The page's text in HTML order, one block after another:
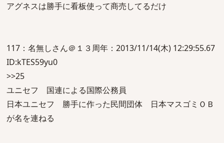
アグネスは勝手に看板使って商売してるだけ
117：名無しさん＠１３周年：2013/11/14(木) 12:29:55.67
ID:kTES59yu0
>>25
ユニセフ 国連による国際公務員
日本ユニセフ 勝手に作った民間団体 日本マスゴミＯＢ
が名を連ねる